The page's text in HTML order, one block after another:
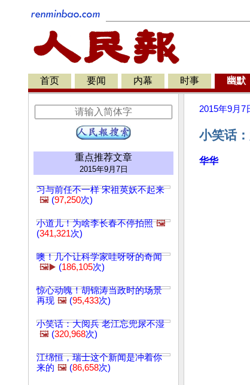
首页 要闻 内幕 时事 幽默
重点推荐文章
2015年9月7日
习与前任不一样 宋祖英妖不起来
🖼️ (97,250次)
小道儿！为啥李长春不停拍照 🖼️
(341,321次)
噢！几个让科学家哇呀呀的奇闻
🖼️▶️ (186,105次)
惊心动魄！胡锦涛当政时的场景
再现 🖼️ (95,433次)
小笑话：大阅兵 老江忘兜尿不湿
🖼️ (320,968次)
江绵恒，瑞士这个新闻是冲着你
来的 🖼️ (86,658次)
2015年9月7
小笑话
华华